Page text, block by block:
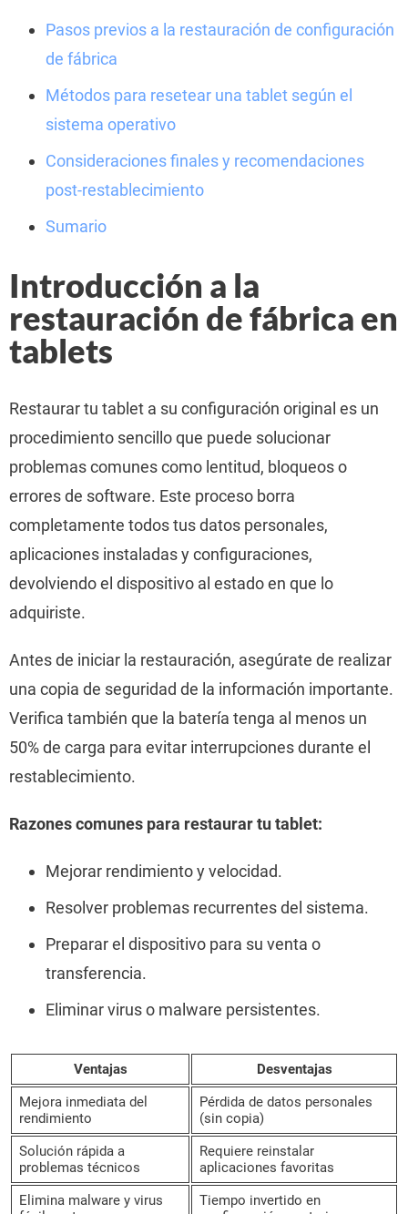
Pasos previos a la restauración de configuración
de fábrica
Métodos para resetear una tablet según el
sistema operativo
Consideraciones finales y recomendaciones
post-restablecimiento
Sumario
Introducción a la
restauración de fábrica en
tablets
Restaurar tu tablet a su configuración original es un
procedimiento sencillo que puede solucionar
problemas comunes como lentitud, bloqueos o
errores de software. Este proceso borra
completamente todos tus datos personales,
aplicaciones instaladas y configuraciones,
devolviendo el dispositivo al estado en que lo
adquiriste.
Antes de iniciar la restauración, asegúrate de realizar
una copia de seguridad de la información importante.
Verifica también que la batería tenga al menos un
50% de carga para evitar interrupciones durante el
restablecimiento.
Razones comunes para restaurar tu tablet:
Mejorar rendimiento y velocidad.
Resolver problemas recurrentes del sistema.
Preparar el dispositivo para su venta o
transferencia.
Eliminar virus o malware persistentes.
Ventajas
Desventajas
Mejora inmediata del
rendimiento
Pérdida de datos personales
(sin copia)
Solución rápida a
problemas técnicos
Requiere reinstalar
aplicaciones favoritas
Elimina malware y virus
Tiempo invertido en